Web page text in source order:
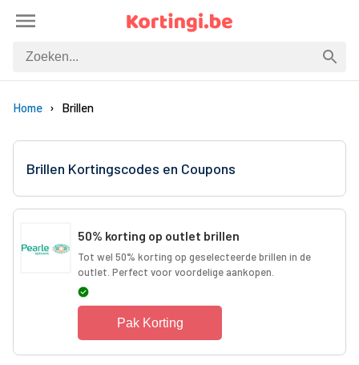
Home Brillen
Brillen Kortingscodes en Coupons
50% korting op outlet brillen
Tot wel 50% korting op geselecteerde brillen in de
outlet. Perfect voor voordelige aankopen.
Pak Korting